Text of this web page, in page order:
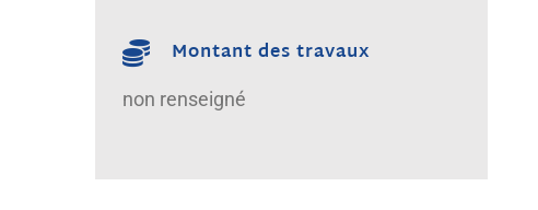
Montant des travaux
non renseigné